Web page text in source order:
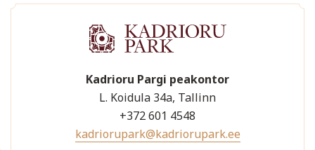
Kadrioru Pargi peakontor
L. Koidula 34a, Tallinn
+372 601 4548
kadriorupark@kadriorupark.ee